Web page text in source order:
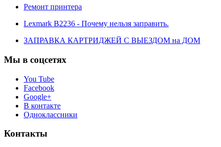
Ремонт принтера
Lexmark B2236 - Почему нельзя заправить.
ЗАПРАВКА КАРТРИДЖЕЙ С ВЫЕЗДОМ на ДОМ
Мы в соцсетях
You Tube
Facebook
Google+
В контакте
Одноклассники
Контакты